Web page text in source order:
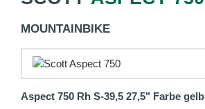
MOUNTAINBIKE
Aspect 750 Rh S-39,5 27,5" Farbe gelb